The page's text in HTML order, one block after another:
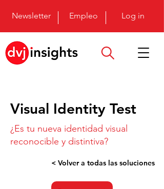
Newsletter Empleo Log in
Visual Identity Test
¿Es tu nueva identidad visual
reconocible y distintiva?
< Volver a todas las soluciones